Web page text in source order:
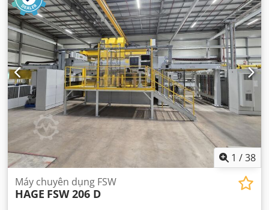
1 /38
Máy chuyên dụng FSW
HAGE FSW 206 D